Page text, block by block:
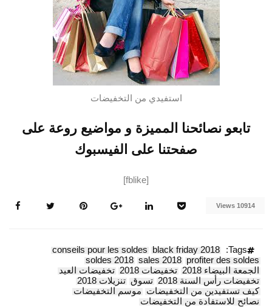
استفيدي من التخفيضات
تابعو نصائحنا المميزة و مواضيع روعة على
صفحتنا على الفيسبوك
[fblike]
10914 Views
Tags:
black friday 2018
conseils pour les soldes
profiter des soldes
sales 2018
soldes 2018
الجمعة البيضاء 2018
تخفيضات 2018
تخفيضات العيد
تخفيضات رأس السنة 2018
تسوق تنزيلات 2018
كيف تستفيدين من التخفيضات موسم التخفيضات
نصائح للاستفادة من التخفيضات